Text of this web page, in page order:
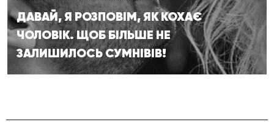
ДАВАЙ, Я РОЗПОВІМ, ЯК КОХАЄ
ЧОЛОВІК. ЩОБ БІЛЬШЕ НЕ
ЗАЛИШИЛОСЬ СУМНІВІВ!